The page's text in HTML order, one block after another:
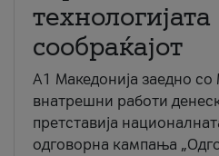
технологијата
сообраќајот
A1 Македонија заедно
внатрешни работи
претставија
одговорна кампања